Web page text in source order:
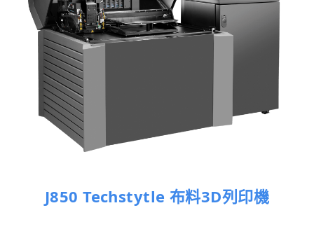
J850 Techstytle 布料3D列印機